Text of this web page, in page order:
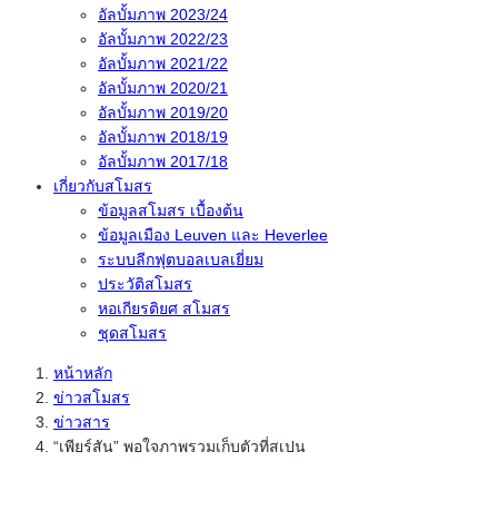
อัลบั้มภาพ 2023/24
อัลบั้มภาพ 2022/23
อัลบั้มภาพ 2021/22
อัลบั้มภาพ 2020/21
อัลบั้มภาพ 2019/20
อัลบั้มภาพ 2018/19
อัลบั้มภาพ 2017/18
เกี่ยวกับสโมสร
ข้อมูลสโมสร เบื้องต้น
ข้อมูลเมือง Leuven และ Heverlee
ระบบลีกฟุตบอลเบลเยี่ยม
ประวัติสโมสร
หอเกียรติยศ สโมสร
ชุดสโมสร
หน้าหลัก
ข่าวสโมสร
ข่าวสาร
“เพียร์สัน” พอใจภาพรวมเก็บตัวที่สเปน